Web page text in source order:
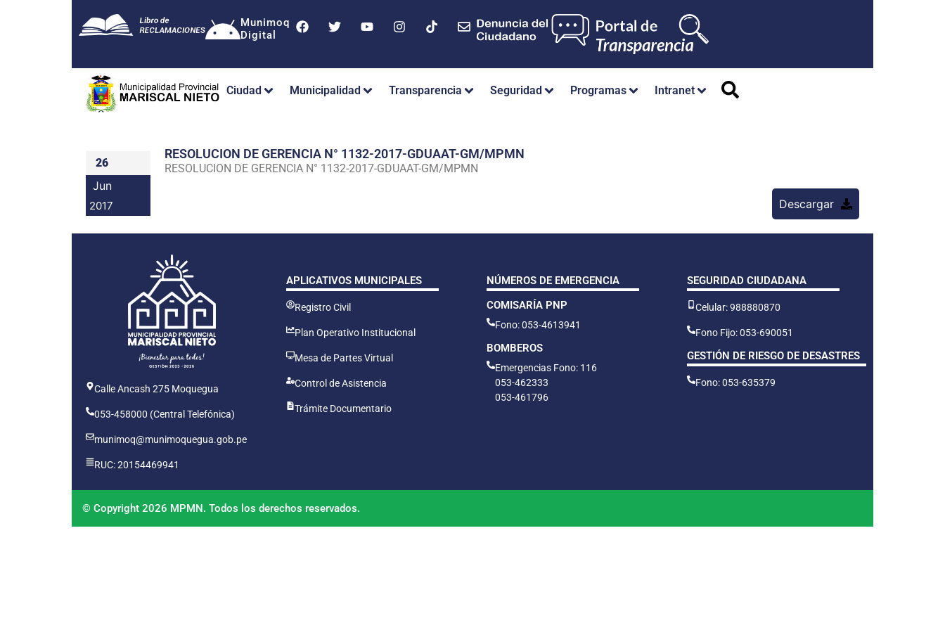
Munimoq
Digital
Ciudad Municipalidad Transparencia Seguridad Programas Intranet
26
Jun
2017
RESOLUCION DE GERENCIA N° 1132-2017-GDUAAT-GM/MPMN
RESOLUCION DE GERENCIA N° 1132-2017-GDUAAT-GM/MPMN
Descargar
Calle Ancash 275 Moquegua
053-458000 (Central Telefónica)
munimoq@munimoquegua.gob.pe
RUC: 20154469941
APLICATIVOS MUNICIPALES
Registro Civil
Plan Operativo Institucional
Mesa de Partes Virtual
Control de Asistencia
Trámite Documentario
NÚMEROS DE EMERGENCIA
COMISARÍA PNP
Fono: 053-4613941
BOMBEROS
Emergencias Fono: 116
053-462333
053-461796
SEGURIDAD CIUDADANA
Celular: 988880870
Fono Fijo: 053-690051
GESTIÓN DE RIESGO DE DESASTRES
Fono: 053-635379
© Copyright 2026 MPMN. Todos los derechos reservados.